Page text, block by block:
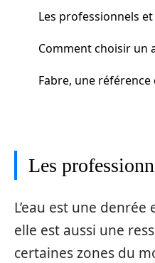
Les professionnels et
Comment choisir un
Fabre, une
Les
L’eau est une
elle est aussi une
certaines zones du